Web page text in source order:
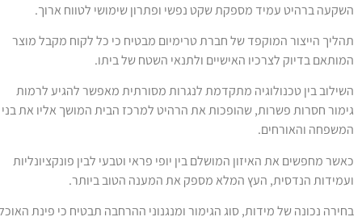
ברהיט עמיד מספקת שקט נפשי ופתרון שימושי לטווח ארוך.
הייצור המוקפד של חברת טרימיום מבטיח כי כל לקוח מקבל מוצר
בדיוק לצרכיו האישיים ולתנאי השטח של ביתו.
בין טכנולוגיה מתקדמת לנגרות מסורתית מאפשר להגיע לרמות
חסרות פשרות, שהופכות את הרהיט למרכז הבית המושך אליו את בני
והאורחים.
מחפשים את האיזון המושלם בין יופי פראי וטבעי לבין פונקציונליות
הנדסית, העץ המלא מספק את המענה הטוב ביותר.
נכונה של מידות, סוג הגימור ומנגנוני ההרחבה תבטיח כי פינת האוכל